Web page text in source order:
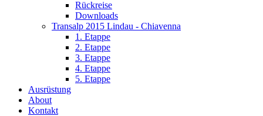
Rückreise
Downloads
Transalp 2015 Lindau - Chiavenna
1. Etappe
2. Etappe
3. Etappe
4. Etappe
5. Etappe
Ausrüstung
About
Kontakt